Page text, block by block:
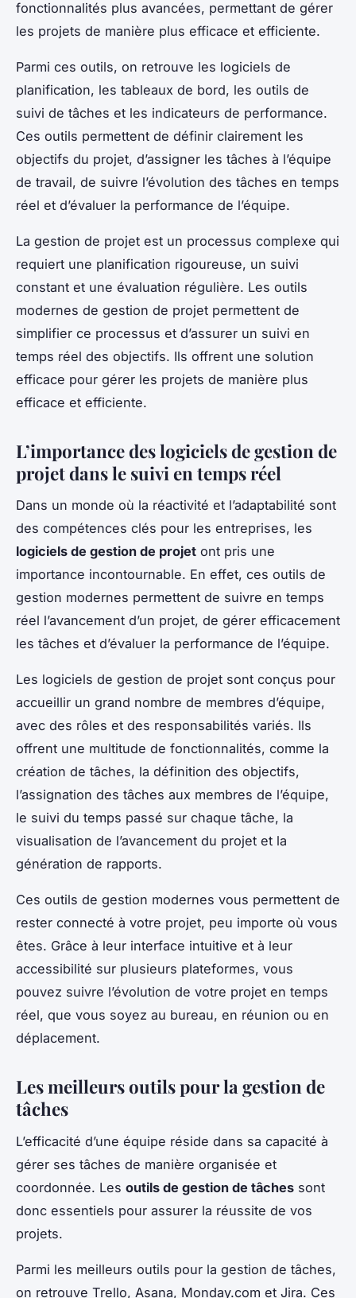
fonctionnalités plus avancées, permettant de gérer
les projets de manière plus efficace et efficiente.
Parmi ces outils, on retrouve les logiciels de
planification, les tableaux de bord, les outils de
suivi de tâches et les indicateurs de performance.
Ces outils permettent de définir clairement les
objectifs du projet, d’assigner les tâches à l’équipe
de travail, de suivre l’évolution des tâches en temps
réel et d’évaluer la performance de l’équipe.
La gestion de projet est un processus complexe qui
requiert une planification rigoureuse, un suivi
constant et une évaluation régulière. Les outils
modernes de gestion de projet permettent de
simplifier ce processus et d’assurer un suivi en
temps réel des objectifs. Ils offrent une solution
efficace pour gérer les projets de manière plus
efficace et efficiente.
L’importance des logiciels de gestion de
projet dans le suivi en temps réel
Dans un monde où la réactivité et l’adaptabilité sont
des compétences clés pour les entreprises, les
logiciels de gestion de projet ont pris une
importance incontournable. En effet, ces outils de
gestion modernes permettent de suivre en temps
réel l’avancement d’un projet, de gérer efficacement
les tâches et d’évaluer la performance de l’équipe.
Les logiciels de gestion de projet sont conçus pour
accueillir un grand nombre de membres d’équipe,
avec des rôles et des responsabilités variés. Ils
offrent une multitude de fonctionnalités, comme la
création de tâches, la définition des objectifs,
l’assignation des tâches aux membres de l’équipe,
le suivi du temps passé sur chaque tâche, la
visualisation de l’avancement du projet et la
génération de rapports.
Ces outils de gestion modernes vous permettent de
rester connecté à votre projet, peu importe où vous
êtes. Grâce à leur interface intuitive et à leur
accessibilité sur plusieurs plateformes, vous
pouvez suivre l’évolution de votre projet en temps
réel, que vous soyez au bureau, en réunion ou en
déplacement.
Les meilleurs outils pour la gestion de
tâches
L’efficacité d’une équipe réside dans sa capacité à
gérer ses tâches de manière organisée et
coordonnée. Les outils de gestion de tâches sont
donc essentiels pour assurer la réussite de vos
projets.
Parmi les meilleurs outils pour la gestion de tâches,
on retrouve Trello, Asana, Monday.com et Jira. Ces